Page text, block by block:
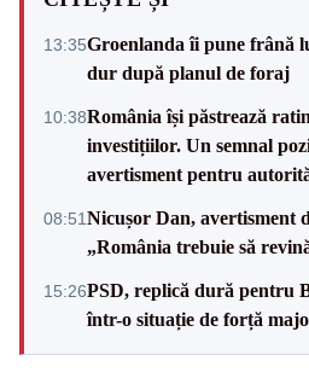
13:35Groenlanda îi pune frână
dur după planul de foraj
10:38România își păstrează
investițiilor. Un semnal
avertisment pentru
08:51Nicușor Dan, avertisment
„România trebuie să
15:26PSD, replică dură pentru
într-o situație de forță